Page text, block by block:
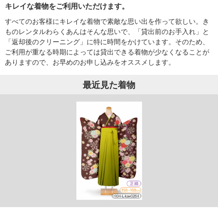
キレイな着物をご利用いただけます。
すべてのお客様にキレイな着物で素敵な思い出を作って欲しい。き
ものレンタルわらくあんはそんな思いで、「貸出前のお手入れ」と
「返却後のクリーニング」に特に時間をかけています。そのため、
ご利用が重なる時期によっては貸出できる着物が少なくなることが
ありますので、お早めのお申し込みをオススメします。
最近見た着物